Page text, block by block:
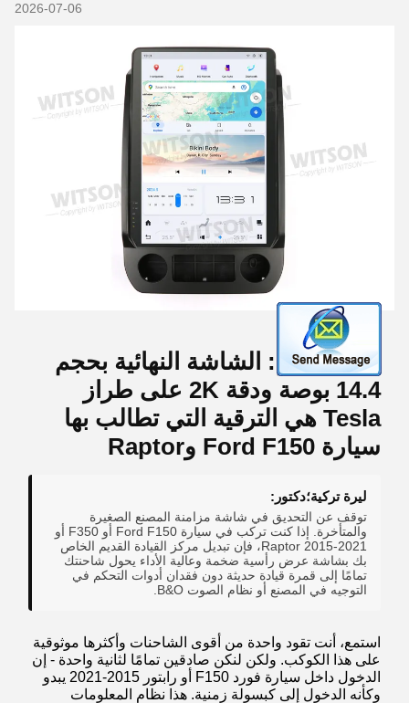
2026-07-06
خندق قديم: الشاشة النهائية بحجم
14.4 بوصة ودقة 2K على طراز
Tesla هي الترقية التي تطالب بها
سيارة Ford F150 وRaptor
ليرة تركية؛دكتور:
توقف عن التحديق في شاشة مزامنة المصنع الصغيرة
والمتأخرة. إذا كنت تركب في سيارة Ford F150 أو F350 أو
Raptor 2015-2021، فإن تبديل مركز القيادة القديم الخاص
بك بشاشة عرض رأسية ضخمة وعالية الأداء يحول شاحنتك
تمامًا إلى قمرة قيادة حديثة دون فقدان أدوات التحكم في
التوجيه في المصنع أو نظام الصوت B&O.
استمع، أنت تقود واحدة من أقوى الشاحنات وأكثرها موثوقية
على هذا الكوكب. ولكن لنكن صادقين تمامًا لثانية واحدة - إن
الدخول داخل سيارة فورد F150 أو رابتور 2015-2021 يبدو
وكأنه الدخول إلى كبسولة زمنية. هذا نظام المعلومات